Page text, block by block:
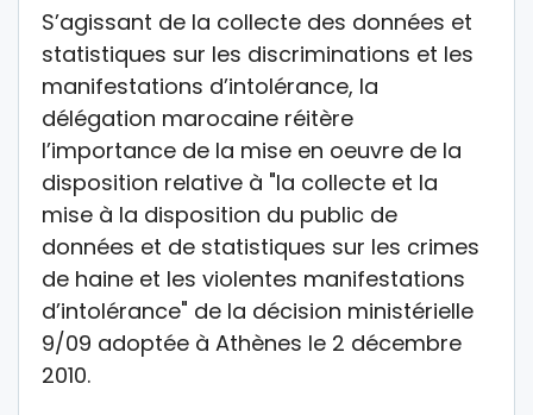
S’agissant de la collecte des données et
statistiques sur les discriminations et les
manifestations d’intolérance, la
délégation marocaine réitère
l’importance de la mise en oeuvre de la
disposition relative à "la collecte et la
mise à la disposition du public de
données et de statistiques sur les crimes
de haine et les violentes manifestations
d’intolérance" de la décision ministérielle
9/09 adoptée à Athènes le 2 décembre
2010.